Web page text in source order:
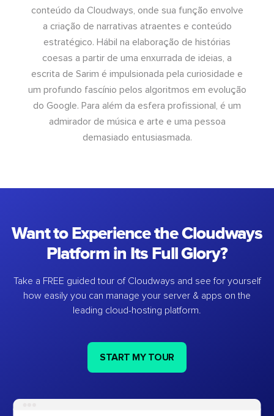
conteúdo da Cloudways, onde sua função envolve
a criação de narrativas atraentes e conteúdo
estratégico. Hábil na elaboração de histórias
coesas a partir de uma enxurrada de ideias, a
escrita de Sarim é impulsionada pela curiosidade e
um profundo fascínio pelos algoritmos em evolução
do Google. Para além da esfera profissional, é um
admirador de música e arte e uma pessoa
demasiado entusiasmada.
Want to Experience the Cloudways
Platform in Its Full Glory?
Take a FREE guided tour of Cloudways and see for yourself
how easily you can manage your server & apps on the
leading cloud-hosting platform.
START MY TOUR